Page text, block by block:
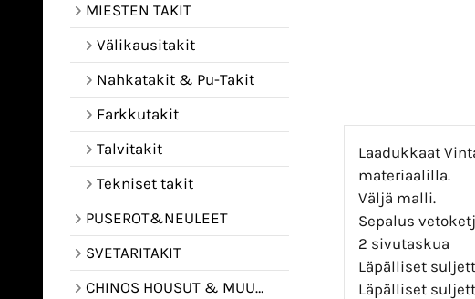
MIESTEN TAKIT
Välikausitakit
Nahkatakit & Pu-Takit
Farkkutakit
Talvitakit
Tekniset takit
PUSEROT&NEULEET
SVETARITAKIT
CHINOS HOUSUT & MUUT HOUSUT
Laadukkaat
materiaalilla.
Väljä malli.
Sepalus
2 sivutaskua
Läpälliset
Läpälliset